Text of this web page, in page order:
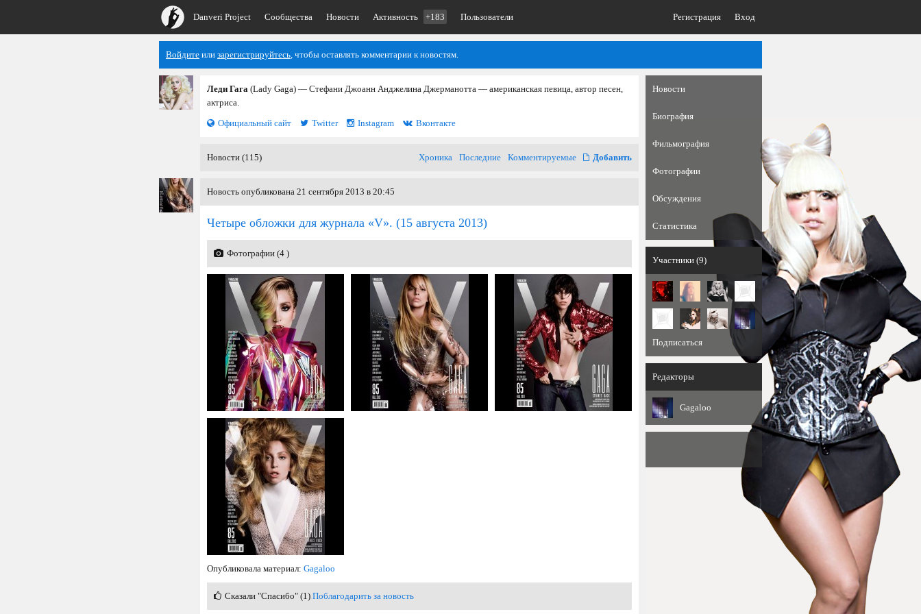
Danveri Project Сообщества Новости Активность +183 Пользователи Регистрация Вход
Войдите или зарегистрируйтесь, чтобы оставлять комментарии к новостям.
Леди Гага (Lady Gaga) — Стефани Джоанн Анджелина Джерманотта — американская певица, автор песен,
актриса.
Официальный сайт
Twitter Instagram Вконтакте
Новости (115) Хроника Последние Комментируемые Добавить
Новость опубликована 21 сентября 2013 в 20:45
Четыре обложки для журнала «V». (15 августа 2013)
Фотографии (4 )
Опубликовала материал: Gagaloo
Сказали "Спасибо" (1) Поблагодарить за новость
Новости
Биография
Фильмография
Фотографии
Обсуждения
Статистика
Участники (9)
Подписаться
Редакторы
Gagaloo